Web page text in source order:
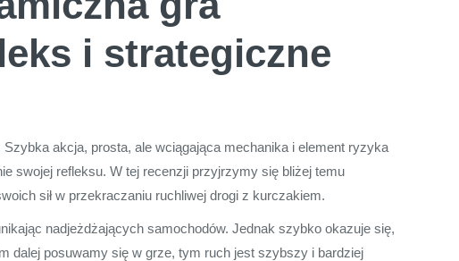
i strategiczne
akcja, prosta, ale wciągająca mechanika i element ryzyka
swojej refleksu. W tej recenzji przyjrzymy się bliżej temu
sił w przekraczaniu ruchliwej drogi z kurczakiem.
nadjeżdżających samochodów. Jednak szybko okazuje się,
dalej posuwamy się w grze, tym ruch jest szybszy i bardziej